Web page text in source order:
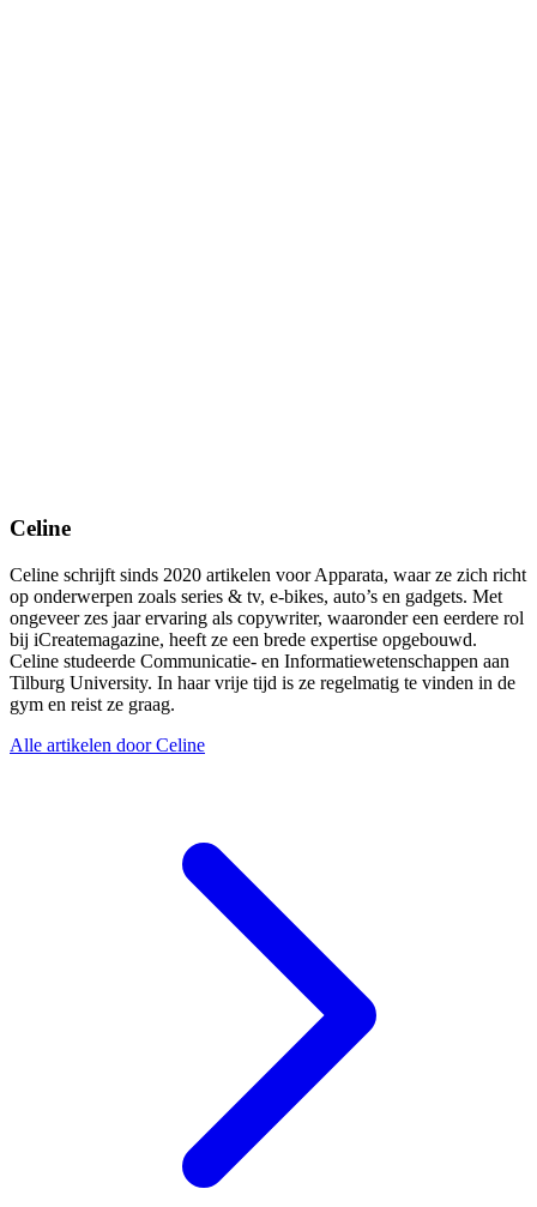
Celine
Celine schrijft sinds 2020 artikelen voor Apparata, waar ze zich richt
op onderwerpen zoals series & tv, e-bikes, auto’s en gadgets. Met
ongeveer zes jaar ervaring als copywriter, waaronder een eerdere rol
bij iCreatemagazine, heeft ze een brede expertise opgebouwd.
Celine studeerde Communicatie- en Informatiewetenschappen aan
Tilburg University. In haar vrije tijd is ze regelmatig te vinden in de
gym en reist ze graag.
Alle artikelen door Celine